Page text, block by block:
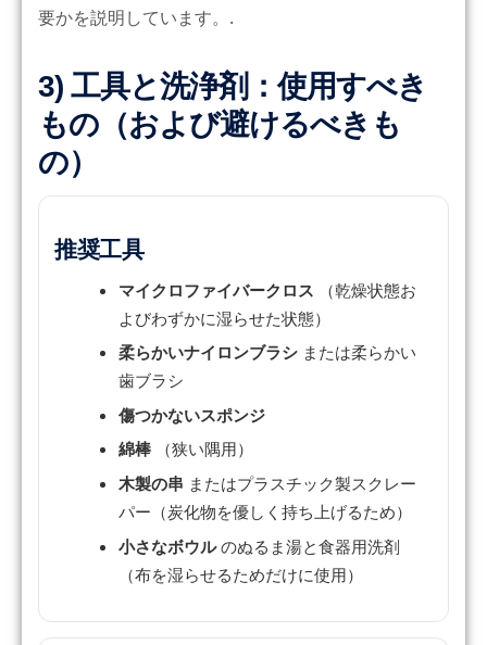
要かを説明しています。.
3) 工具と洗浄剤：使用すべき
もの（および避けるべきも
の）
推奨工具
マイクロファイバークロス （乾燥状態お
よびわずかに湿らせた状態）
柔らかいナイロンブラシ または柔らかい
歯ブラシ
傷つかないスポンジ
綿棒 （狭い隅用）
木製の串 またはプラスチック製スクレー
パー（炭化物を優しく持ち上げるため）
小さなボウルのぬるま湯と食器用洗剤
（布を湿らせるためだけに使用）